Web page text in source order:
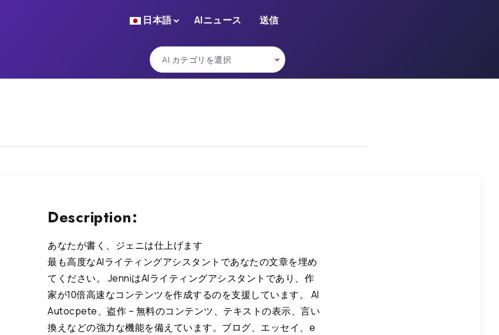
日本語 AIニュース 送信
Description:
あなたが書く、ジェニは仕上げます
最も高度なAIライティングアシスタントであなたの文章を埋め
てください。 JenniはAIライティングアシスタントであり、作
家が10倍高速なコンテンツを作成するのを支援しています。 AI
Autocpete、盗作 – 無料のコンテンツ、テキストの表示、言い
換えなどの強力な機能を備えています。ブログ、エッセイ、e